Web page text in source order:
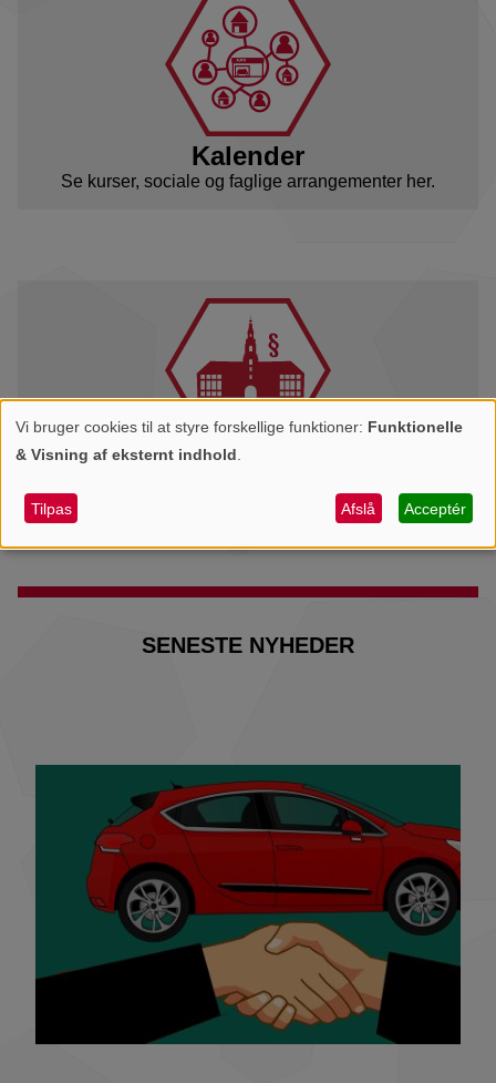
Kalender
Se kurser, sociale og faglige arrangementer her.
Høringssvar
SENESTE NYHEDER
Personlige
og
cookies
Vi bruger cookies til at styre forskellige funktioner: Funktionelle
& Visning af eksternt indhold.
Tilpas Afslå Acceptér